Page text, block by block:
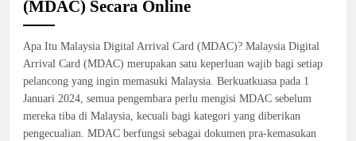
(MDAC) Secara Online
Apa Itu Malaysia Digital Arrival Card (MDAC)? Malaysia Digital
Arrival Card (MDAC) merupakan satu keperluan wajib bagi setiap
pelancong yang ingin memasuki Malaysia. Berkuatkuasa pada 1
Januari 2024, semua pengembara perlu mengisi MDAC sebelum
mereka tiba di Malaysia, kecuali bagi kategori yang diberikan
pengecualian. MDAC berfungsi sebagai dokumen pra-kemasukan